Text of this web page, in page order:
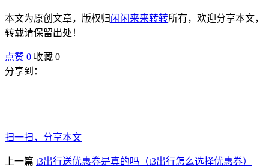
本文为原创文章，版权归闲闲来来转转所有，欢迎分享本文，
转载请保留出处！
点赞 0 收藏 0
分享到：
扫一扫，分享本文
上一篇 t3出行送优惠券是真的吗（t3出行怎么选择优惠券）